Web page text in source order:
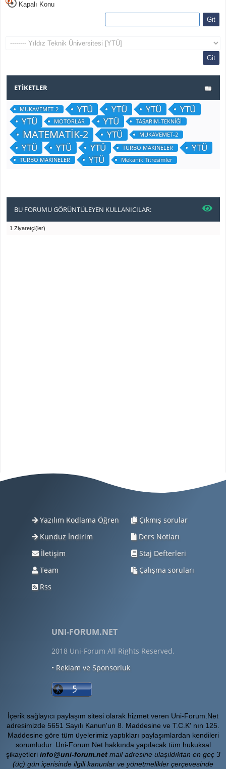
Kapalı Konu
ETIKETLER
MUKAVEMET-2 YTÜ YTÜ YTÜ
YTÜ
YTÜ
MOTORLAR YTÜ TASARIM-TEKNİĞİ
MATEMATİK-2 YTÜ MUKAVEMET-2
YTÜ YTÜ YTÜ TURBO MAKİNELER YTÜ
TURBO MAKİNELER YTÜ Mekanik Titresimler
BU FORUMU GÖRÜNTÜLEYEN KULLANICILAR:
1 Ziyaretçi(ler)
Yazılım Kodlama Öğren
Kunduz İndirim
İletişim
Team
Rss
Çıkmış sorular
Ders Notları
Staj Defterleri
Çalışma soruları
UNI-FORUM.NET
2018 Uni-Forum All Rights Reserved.
• Reklam ve Sponsorluk
İçerik sağlayıcı paylaşım sitesi olarak hizmet veren Uni-Forum.Net
adresimizde 5651 Sayılı Kanun'un 8. Maddesine ve T.C.K' nın 125.
Maddesine göre tüm üyelerimiz yaptıkları paylaşımlardan kendileri
sorumludur. Uni-Forum.Net hakkında yapılacak tüm hukuksal
şikayetleri info@uni-forum.netmail adresine ulaşıldıktan en geç 3
(üç) gün içerisinde ilgili kanunlar ve yönetmelikler çerçevesinde